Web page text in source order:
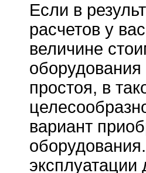
Если в
расчетов у
величине
оборудования
простоя, в
вариант
эксплуатации